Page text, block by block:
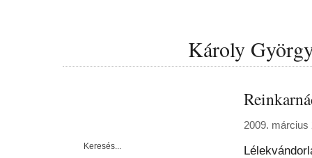
Károly
2009. március